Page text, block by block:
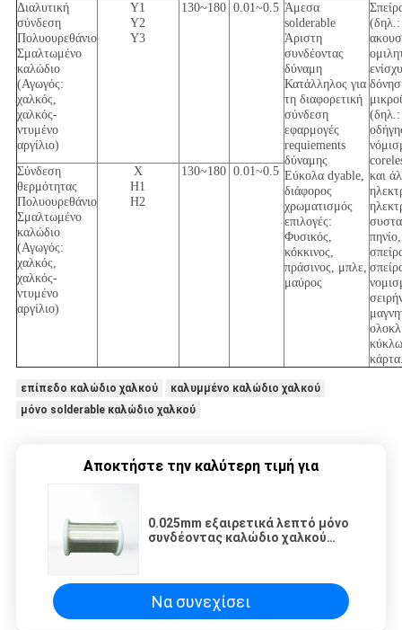
Διαλυτική
σύνδεση
Πολυουρεθάνιο
Σμαλτωμένο
καλώδιο
(Αγωγός:
χαλκός,
χαλκός-
ντυμένο
αργίλιο)
Y1
Y2
Y3
130~180 0.01~0.5 Άμεσα
solderable
Άριστη
συνδέοντας
δύναμη
Κατάλληλος για
τη διαφορετική
σύνδεση
εφαρμογές
requiements
δύναμης
Εύκολα dyable,
διάφορος
χρωματισμός
επιλογές:
Φυσικός,
κόκκινος,
πράσινος, μπλε,
μαύρος
(δηλ.:
(δηλ.:
και
πηνίο,
Σύνδεση
θερμότητας
Πολυουρεθάνιο
Σμαλτωμένο
καλώδιο
(Αγωγός:
χαλκός,
χαλκός-
ντυμένο
αργίλιο)
Χ
H1
H2
130~180 0.01~0.5
επίπεδο καλώδιο χαλκού
καλυμμένο καλώδιο χαλκού
μόνο solderable καλώδιο χαλκού
Αποκτήστε την καλύτερη τιμή για
0.025mm εξαιρετικά λεπτό μόνο
συνδέοντας καλώδιο χαλκού
Να συνεχίσει